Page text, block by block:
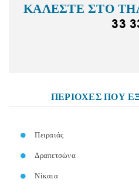
ΚΑΛΕΣΤΕ ΣΤΟ
33
ΠΕΡΙΟΧΕΣ ΠΟΥ
Πειραιάς
Δραπετσώνα
Νίκαια